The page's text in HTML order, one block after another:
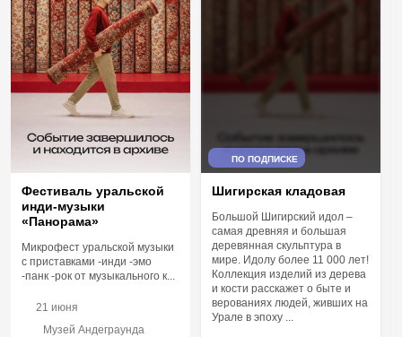
Фестиваль уральской
инди-музыки
«Панорама»
Микрофест уральской музыки
с приставками -инди -эмо
-панк -рок от музыкального к...
21 июня
Музей Андеграунда
ПО ПОДПИСКЕ
Шигирская кладовая
Большой Шигирский идол –
самая древняя и большая
деревянная скульптура в
мире. Идолу более 11 000 лет!
Коллекция изделий из дерева
и кости расскажет о быте и
верованиях людей, живших на
Урале в эпоху ...